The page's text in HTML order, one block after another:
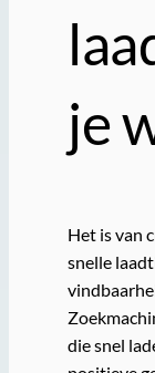
je
Het is van
snelle
die snel